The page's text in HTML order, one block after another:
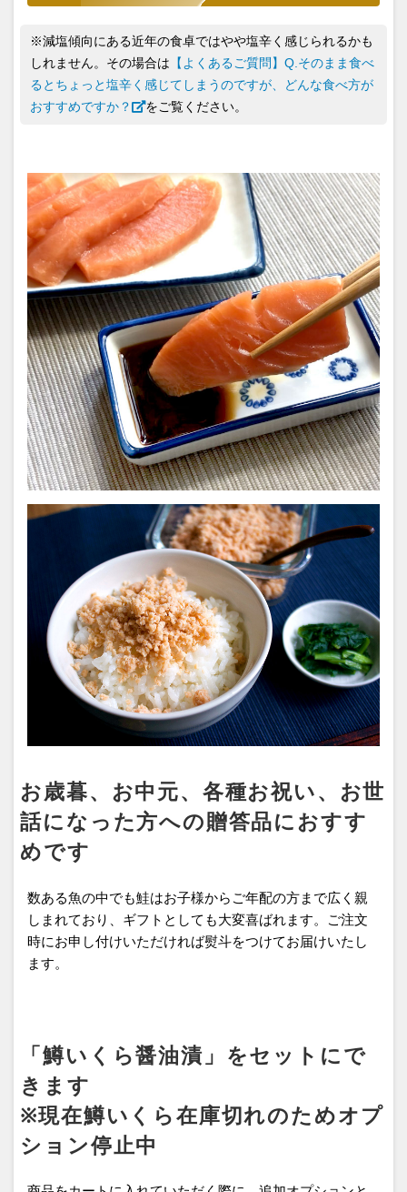
※減塩傾向にある近年の食卓ではやや塩辛く感じられるかも
しれません。その場合は 【よくあるご質問】Q.そのまま食べ
るとちょっと塩辛く感じてしまうのですが、どんな食べ方が
おすすめですか？
をご覧ください。
お歳暮、お中元、各種お祝い、お世
話になった方への贈答品におすす
めです
数ある魚の中でも鮭はお子様からご年配の方まで広く親
しまれており、ギフトとしても大変喜ばれます。ご注文
時にお申し付けいただければ熨斗をつけてお届けいたし
ます。
「鱒いくら醤油漬」をセットにで
きます
※現在鱒いくら在庫切れのためオプ
ション停止中